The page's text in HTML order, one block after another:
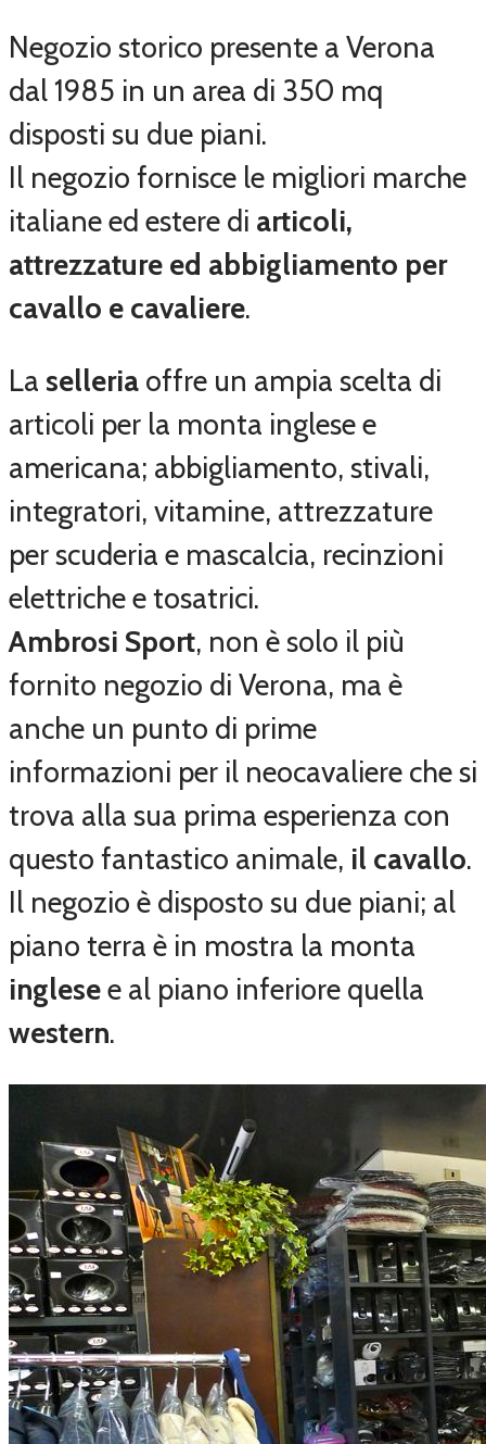
Negozio storico presente a Verona
dal 1985 in un area di 350 mq
disposti su due piani.
Il negozio fornisce le migliori marche
italiane ed estere di articoli,
attrezzature ed abbigliamento per
cavallo e cavaliere.
La selleria offre un ampia scelta di
articoli per la monta inglese e
americana; abbigliamento, stivali,
integratori, vitamine, attrezzature
per scuderia e mascalcia, recinzioni
elettriche e tosatrici.
Ambrosi Sport, non è solo il più
fornito negozio di Verona, ma è
anche un punto di prime
informazioni per il neocavaliere che si
trova alla sua prima esperienza con
questo fantastico animale, il cavallo.
Il negozio è disposto su due piani; al
piano terra è in mostra la monta
inglesee al piano inferiore quella
western.